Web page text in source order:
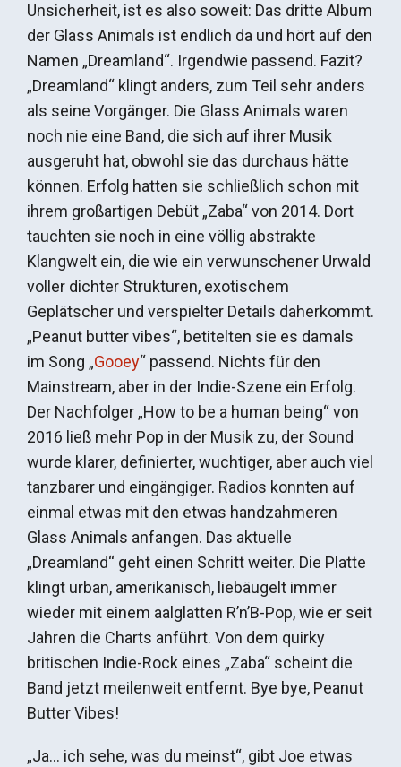
Unsicherheit, ist es also soweit: Das dritte Album
der Glass Animals ist endlich da und hört auf den
Namen „Dreamland“. Irgendwie passend. Fazit?
„Dreamland“ klingt anders, zum Teil sehr anders
als seine Vorgänger. Die Glass Animals waren
noch nie eine Band, die sich auf ihrer Musik
ausgeruht hat, obwohl sie das durchaus hätte
können. Erfolg hatten sie schließlich schon mit
ihrem großartigen Debüt „Zaba“ von 2014. Dort
tauchten sie noch in eine völlig abstrakte
Klangwelt ein, die wie ein verwunschener Urwald
voller dichter Strukturen, exotischem
Geplätscher und verspielter Details daherkommt.
„Peanut butter vibes“, betitelten sie es damals
im Song „Gooey“ passend. Nichts für den
Mainstream, aber in der Indie-Szene ein Erfolg.
Der Nachfolger „How to be a human being“ von
2016 ließ mehr Pop in der Musik zu, der Sound
wurde klarer, definierter, wuchtiger, aber auch viel
tanzbarer und eingängiger. Radios konnten auf
einmal etwas mit den etwas handzahmeren
Glass Animals anfangen. Das aktuelle
„Dreamland“ geht einen Schritt weiter. Die Platte
klingt urban, amerikanisch, liebäugelt immer
wieder mit einem aalglatten R’n’B-Pop, wie er seit
Jahren die Charts anführt. Von dem quirky
britischen Indie-Rock eines „Zaba“ scheint die
Band jetzt meilenweit entfernt. Bye bye, Peanut
Butter Vibes!
„Ja… ich sehe, was du meinst“, gibt Joe etwas